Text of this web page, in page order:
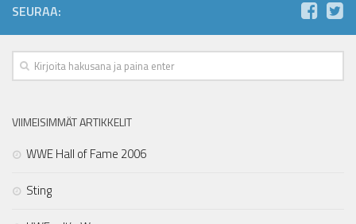
SEURAA:
VIIMEISIMMÄT ARTIKKELIT
WWE Hall of Fame 2006
Sting